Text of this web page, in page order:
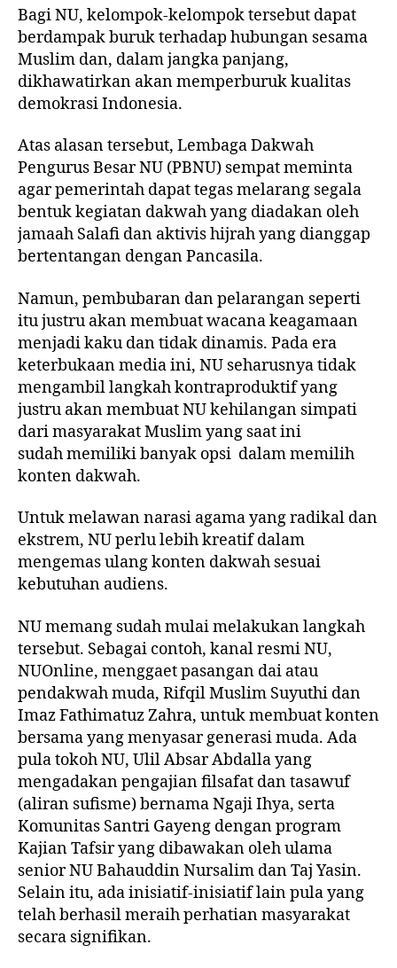
Bagi NU, kelompok-kelompok tersebut dapat
berdampak buruk terhadap hubungan sesama
Muslim dan, dalam jangka panjang,
dikhawatirkan akan memperburuk kualitas
demokrasi Indonesia.
Atas alasan tersebut, Lembaga Dakwah
Pengurus Besar NU (PBNU) sempat meminta
agar pemerintah dapattegas melarang segala
bentuk kegiatan dakwah yang diadakan oleh
jamaah Salafi dan aktivis hijrah yang dianggap
bertentangan dengan Pancasila.
Namun, pembubaran dan pelarangan seperti
itu justru akan membuat wacana keagamaan
menjadi kaku dan tidak dinamis. Pada era
keterbukaan media ini, NU seharusnya tidak
mengambil langkah kontraproduktif yang
justru akan membuat NU kehilangan simpati
dari masyarakat Muslim yang saat ini
sudahmemiliki banyak opsi dalam memilih
konten dakwah.
Untuk melawan narasi agama yang radikal dan
ekstrem, NU perlu lebih kreatif dalam
mengemas ulang konten dakwah sesuai
kebutuhan audiens.
NU memang sudah mulai melakukan langkah
tersebut. Sebagai contoh, kanal resmi NU,
NUOnline, menggaet pasangan dai atau
pendakwah muda, Rifqil Muslim Suyuthi dan
Imaz Fathimatuz Zahra, untuk membuat konten
bersama yang menyasar generasi muda. Ada
pula tokoh NU, Ulil Absar Abdalla yang
mengadakanpengajian filsafat dan tasawuf
(aliran sufisme) bernama Ngaji Ihya, serta
Komunitas Santri Gayeng denganprogram
Kajian Tafsiryang dibawakan oleh ulama
senior NU Bahauddin Nursalim dan Taj Yasin.
Selain itu, ada inisiatif-inisiatif lain pula yang
telah berhasil meraih perhatian masyarakat
secara signifikan.